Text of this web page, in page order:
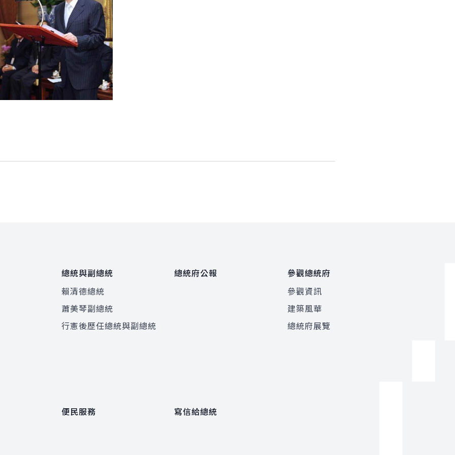
總統與副總統
賴清德總統
蕭美琴副總統
行憲後歷任總統與副總統
總統府公報
參觀總統府
參觀資訊
建築風華
總統府展覽
便民服務 寫信給總統